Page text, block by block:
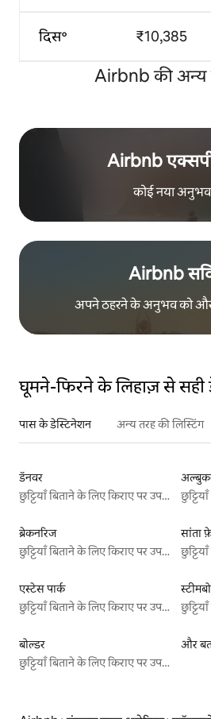
दिस॰ ₹10,385
Airbnb की
Airbnb
कोई नया
Airbnb
अपने ठहरने के अनुभव को और
घूमने-फिरने के लिहाज़ से सही
पास के डेस्टिनेशन अन्य तरह की लिस्टिंग
डॅनवर
छुट्टियाँ बिताने के लिए किराए पर उपलब्ध जगहें
ब्रेकनरिज
छुट्टियाँ बिताने के लिए किराए पर उपलब्ध जगहें
सांता
एस्टेस पार्क
छुट्टियाँ बिताने के लिए किराए पर उपलब्ध जगहें
बोल्डर
छुट्टियाँ बिताने के लिए किराए पर उपलब्ध जगहें
और